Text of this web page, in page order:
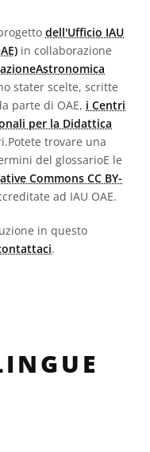
dell'Ufficio IAU
in collaborazione
stater scelte, scritte
parte di OAE, i Centri
per la Didattica
trovare una
del glossarioE le
Commons CC BY-
ad IAU OAE.
in questo
.